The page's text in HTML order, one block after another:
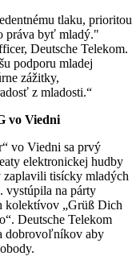
tlaku, prioritou
práva byť mladý."
Deutsche Telekom.
podporu mladej
zážitky,
z mladosti.“
vo Viedni
vo Viedni sa prvý
elektronickej hudby
zaplavili tisícky mladých
vystúpila na párty
kolektívov „Grüß Dich
Deutsche Telekom
dobrovoľníkov aby